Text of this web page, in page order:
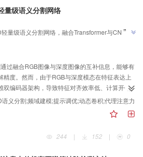
，并根据两个源图像互为耦合噪声的特性，在双
小波抑制模块（wavelet suppression
的双分支分离网络，提高混合图像细节信息的
杂混合场景的合成数据集上进行了充分实验，结
去雪的图像复原任务中分别取得PSNR/SSIM指标
8 dB/0.924 3，较Histoformer和LDRCNet
（PSNR）和0.026 2/0.028 9（SSIM）。2）
任务，所恢复的双源图像在纹理保真度与细节完
其PSNR与SSIM指标在两个通道上的平均值分别
对比方法提升4.124 9 dB和0.092 6。结论本文
相较于对比方法均取得最优的结果，解决了存在
量级语义分割网络
量级语义分割网络，融合Transformer与CNN结
态特征融合效果与模型轻量化水平，在RGB-D
齐能力与信息融合效率，为轻量化多模态感知
”
过融合RGB图像与深度图像的互补信息，能够有
精度。然而，由于RGB与深度模态在特征表达上
双编码器架构，导致特征对齐效率低、计算开销
之间取得良好平衡。为此，提出一种融合频域引
络，旨在提升跨模态特征融合效果并降低模型复
与卷积神经网络（convolutional neural
D Block，通过全局注意力分支与局部卷积分支并
与细节提取；设计频域引导提示适配器，通过傅
义分割;频域建模;提示调优;动态卷积;代理注意力
244
| 152 | 0